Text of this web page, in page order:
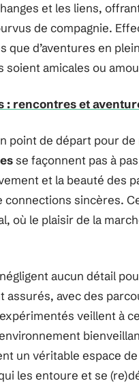
et les liens,
de compagnie.
d’aventures en
soient amicales ou
: rencontres et
point de départ pour
se façonnent pas à
et la beauté des
sincères.
où le plaisir de la
aucun détail
avec des
veillent à
un véritable espace
les entoure et se